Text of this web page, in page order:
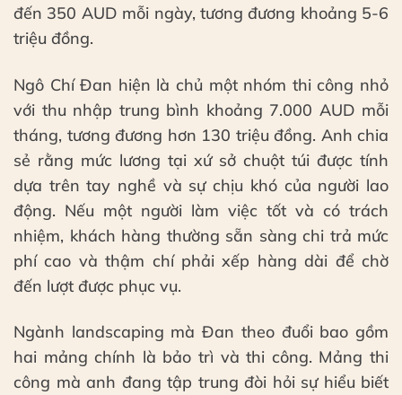
đến 350 AUD mỗi ngày, tương đương khoảng 5-6
triệu đồng.
Ngô Chí Đan hiện là chủ một nhóm thi công nhỏ
với thu nhập trung bình khoảng 7.000 AUD mỗi
tháng, tương đương hơn 130 triệu đồng. Anh chia
sẻ rằng mức lương tại xứ sở chuột túi được tính
dựa trên tay nghề và sự chịu khó của người lao
động. Nếu một người làm việc tốt và có trách
nhiệm, khách hàng thường sẵn sàng chi trả mức
phí cao và thậm chí phải xếp hàng dài để chờ
đến lượt được phục vụ.
Ngành landscaping mà Đan theo đuổi bao gồm
hai mảng chính là bảo trì và thi công. Mảng thi
công mà anh đang tập trung đòi hỏi sự hiểu biết